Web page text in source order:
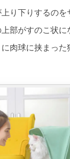
り下りするの
部がすのこ状に
肉球に挟まった